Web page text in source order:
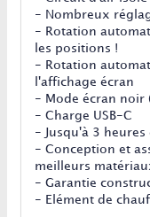
- Nombreux
- Rotation
les positions !
- Rotation
l'affichage écran
- Mode écran noir
- Charge USB-C
- Jusqu'à 3 heures
- Conception et
meilleurs
- Garantie
- Elément de